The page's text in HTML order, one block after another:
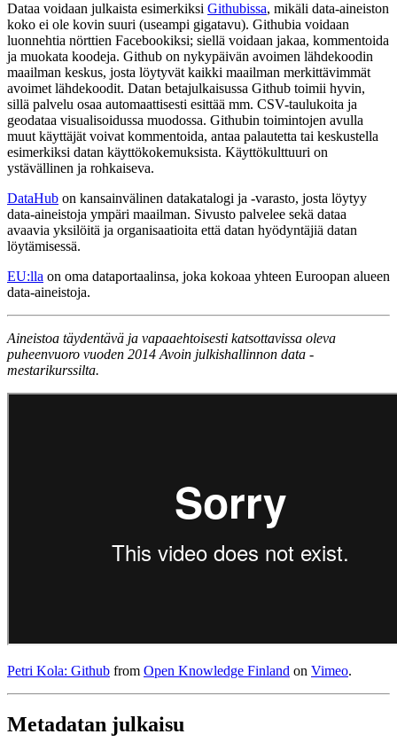
Dataa voidaan julkaista esimerkiksi Githubissa, mikäli data-aineiston
koko ei ole kovin suuri (useampi gigatavu). Githubia voidaan
luonnehtia nörttien Facebookiksi; siellä voidaan jakaa, kommentoida
ja muokata koodeja. Github on nykypäivän avoimen lähdekoodin
maailman keskus, josta löytyvät kaikki maailman merkittävimmät
avoimet lähdekoodit. Datan betajulkaisussa Github toimii hyvin,
sillä palvelu osaa automaattisesti esittää mm. CSV-taulukoita ja
geodataa visualisoidussa muodossa. Githubin toimintojen avulla
muut käyttäjät voivat kommentoida, antaa palautetta tai keskustella
esimerkiksi datan käyttökokemuksista. Käyttökulttuuri on
ystävällinen ja rohkaiseva.
DataHub on kansainvälinen datakatalogi ja -varasto, josta löytyy
data-aineistoja ympäri maailman. Sivusto palvelee sekä dataa
avaavia yksilöitä ja organisaatioita että datan hyödyntäjiä datan
löytämisessä.
EU:lla on oma dataportaalinsa, joka kokoaa yhteen Euroopan alueen
data-aineistoja.
Aineistoa täydentävä ja vapaaehtoisesti katsottavissa oleva
puheenvuoro vuoden 2014 Avoin julkishallinnon data -
mestarikurssilta.
Petri Kola: Github from Open Knowledge Finland on Vimeo.
Metadatan julkaisu